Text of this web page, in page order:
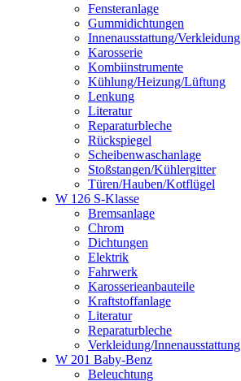
Fensteranlage
Gummidichtungen
Innenausstattung/Verkleidung
Karosserie
Kombiinstrumente
Kühlung/Heizung/Lüftung
Lenkung
Literatur
Reparaturbleche
Rückspiegel
Scheibenwaschanlage
Stoßstangen/Kühlergitter
Türen/Hauben/Kotflügel
W 126 S-Klasse
Bremsanlage
Chrom
Dichtungen
Elektrik
Fahrwerk
Karosserieanbauteile
Kraftstoffanlage
Literatur
Reparaturbleche
Verkleidung/Innenausstattung
W 201 Baby-Benz
Beleuchtung